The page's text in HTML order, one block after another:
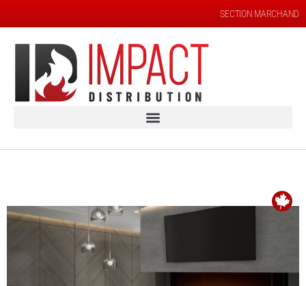
SECTION MARCHAND